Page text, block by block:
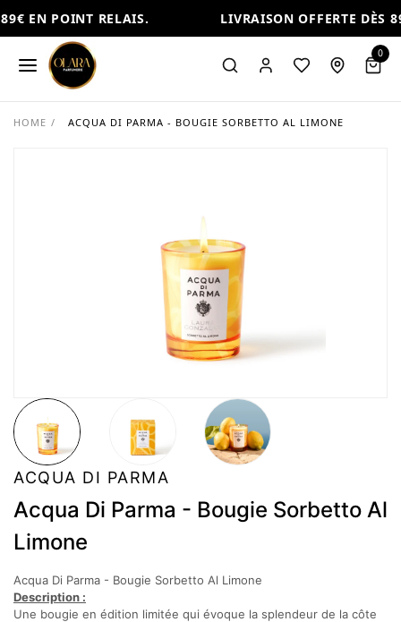
EN POINT RELAIS. LIVRAISON OFFERTE DÈS
0
HOME / ACQUA DI PARMA - BOUGIE SORBETTO AL LIMONE
ACQUA DI PARMA
Acqua Di Parma - Bougie Sorbetto Al
Limone
Acqua Di Parma - Bougie Sorbetto Al Limone
Description :
Une bougie en édition limitée qui évoque la splendeur de la côte